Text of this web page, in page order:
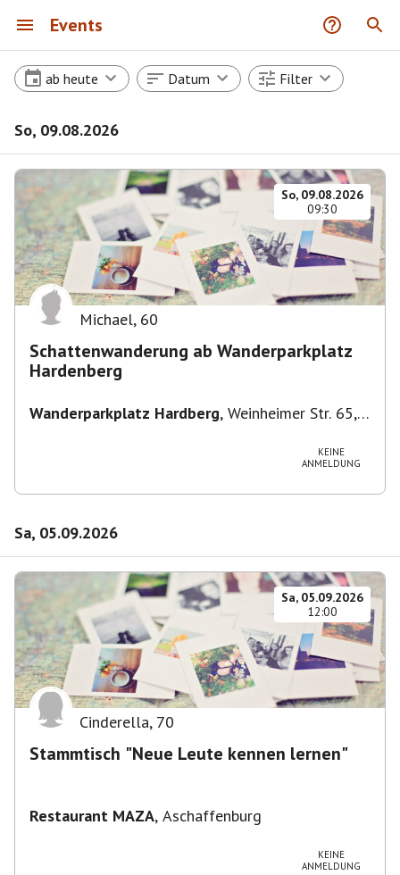
Events
ab heute Datum Filter
So, 09.08.2026
So, 09.08.2026
09:30
Michael, 60
Schattenwanderung ab Wanderparkplatz
Hardenberg
Wanderparkplatz Hardberg, Weinheimer Str. 65,
KEINE
ANMELDUNG
Sa, 05.09.2026
Sa, 05.09.2026
12:00
Cinderella, 70
Stammtisch "Neue Leute kennen lernen"
Restaurant MAZA, Aschaffenburg
KEINE
ANMELDUNG